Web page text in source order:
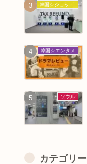
韓国☆エンタメ
ソウル
カテゴリー